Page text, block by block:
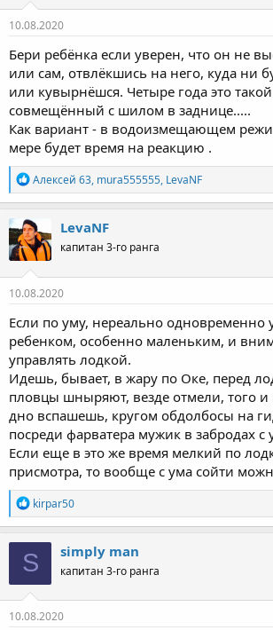
10.08.2020
Бери ребёнка если уверен, что он не
или сам, отвлёкшись на него, куда ни
или кувырнёшся. Четыре года это
совмещённый с шилом в заднице.....
Как вариант - в водоизмещающем
мере будет время на реакцию .
Р
е
а
к
ц
и
и
:
Алексей 63, mura555555, LevaNF
LevaNF
капитан 3-го ранга
10.08.2020
Если по уму, нереально одновременно
ребенком, особенно маленьким, и
управлять лодкой.
Идешь, бывает, в жару по Оке, перед
пловцы шныряют, везде отмели, того и
дно вспашешь, кругом обдолбосы на
посреди фарватера мужик в забродах с
Если еще в это же время мелкий по
присмотра, то вообще с ума сойти
Р
е
а
к
ц
и
и
:
kirpar50
S simply man
капитан 3-го ранга
10.08.2020